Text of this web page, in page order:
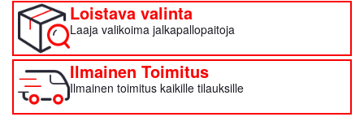
Loistava valinta
Laaja valikoima jalkapallopaitoja
Ilmainen Toimitus
Ilmainen toimitus kaikille tilauksille